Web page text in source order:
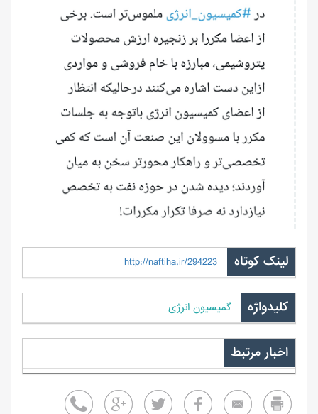
لینک کوتاه http://naftiha.ir/294223
کلیدواژه گمیسیون انرژی
اخبار مرتبط